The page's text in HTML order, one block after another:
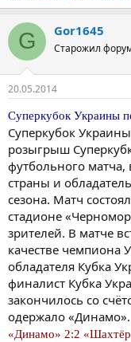
G Gor1645
Старожил
20.05.2014
Суперкубок Украины
Суперкубок
розыгрыш
футбольного
страны и
сезона. Матч
стадионе
зрителей. В матче
качестве чемпиона
обладателя Кубка
финалист Кубка
закончилось со
одержало «Динамо».
«Динамо» 2:2